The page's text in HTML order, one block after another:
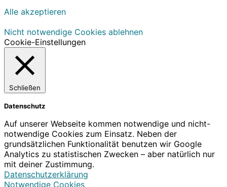
Alle akzeptieren
Nicht notwendige Cookies ablehnen
Cookie-Einstellungen
Schließen
Datenschutz
Auf unserer Webseite kommen notwendige und nicht-
notwendige Cookies zum Einsatz. Neben der
grundsätzlichen Funktionalität benutzen wir Google
Analytics zu statistischen Zwecken – aber natürlich nur
mit deiner Zustimmung.
Datenschutzerklärung
Notwendige Cookies